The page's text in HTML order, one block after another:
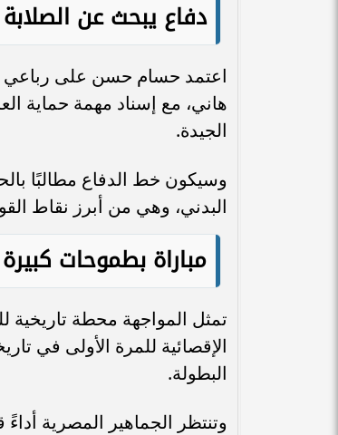
دفاع يبحث عن الصلابة
اعتمد حسام حسن على رباعي
هاني، مع إسناد مهمة حماية
الجيدة.
وسيكون خط الدفاع مطالبًا
البدني، وهي من أبرز نقاط
مباراة بطموحات كبيرة
تمثل المواجهة محطة تاريخية
الإقصائية للمرة الأولى في
البطولة.
وتنتظر الجماهير المصرية